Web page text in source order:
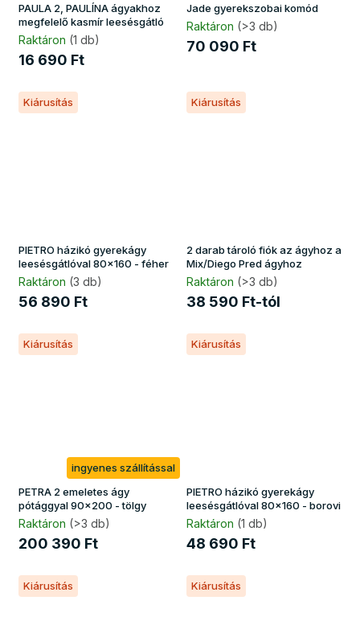
PAULA 2, PAULÍNA ágyakhoz
megfelelő kasmír leesésgátló
Raktáron (1 db)
16 690 Ft
Jade gyerekszobai komód
Raktáron (>3 db)
70 090 Ft
Kiárusítás
PIETRO házikó gyerekágy
leesésgátlóval 80x160 - féher
Raktáron (3 db)
56 890 Ft
Kiárusítás
2 darab tároló fiók az ágyhoz a
Mix/Diego Pred ágyhoz
Raktáron (>3 db)
38 590 Ft-tól
Kiárusítás
ingyenes szállítással
PETRA 2 emeletes ágy
pótággyal 90x200 - tölgy
Raktáron (>3 db)
200 390 Ft
Kiárusítás
PIETRO házikó gyerekágy
leesésgátlóval 80x160 - borovi
Raktáron (1 db)
48 690 Ft
Kiárusítás Kiárusítás